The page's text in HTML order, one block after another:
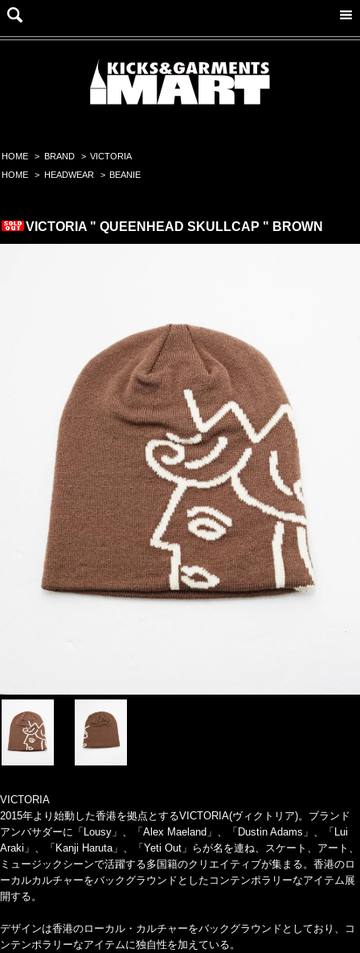
HOME > BRAND > VICTORIA
HOME
> HEADWEAR > BEANIE
VICTORIA " QUEENHEAD SKULLCAP " BROWN
VICTORIA
2015年より始動した香港を拠点とするVICTORIA(ヴィクトリア)。ブランド
アンバサダーに「Lousy」、「Alex Maeland」、「Dustin Adams」、「Lui
Araki」、「Kanji Haruta」、「Yeti Out」らが名を連ね、スケート、アート、
ミュージックシーンで活躍する多国籍のクリエイティブが集まる。香港のロ
ーカルカルチャーをバックグラウンドとしたコンテンポラリーなアイテム展
開する。
デザインは香港のローカル・カルチャーをバックグラウンドとしており、コ
ンテンポラリーなアイテムに独自性を加えている。